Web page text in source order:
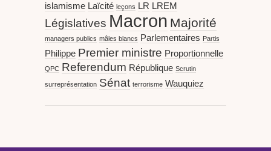
islamisme Laïcité leçons LR LREM
Législatives Macron Majorité
managers publics mâles blancs Parlementaires Partis
Philippe Premier ministre Proportionnelle
QPC Referendum République Scrutin
surreprésentation Sénat terrorisme Wauquiez